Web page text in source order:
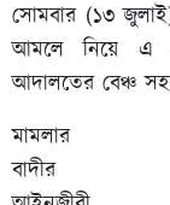
সোমবার (১৩
আমলে নিয়ে এ
আদালতের বেঞ্চ
মামলার
বাদীর